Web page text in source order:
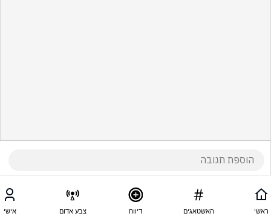
ראשי האשטאגים דיווח צבע אדום אישי